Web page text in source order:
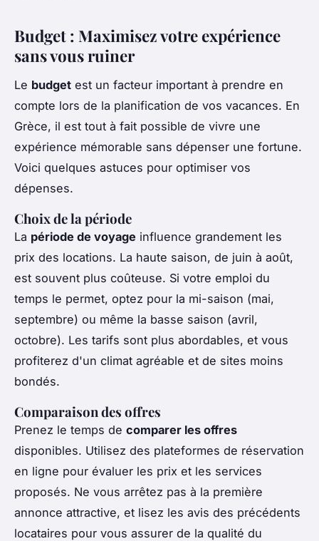
Budget : Maximisez votre expérience
sans vous ruiner
Le budget est un facteur important à prendre en
compte lors de la planification de vos vacances. En
Grèce, il est tout à fait possible de vivre une
expérience mémorable sans dépenser une fortune.
Voici quelques astuces pour optimiser vos
dépenses.
Choix de la période
La période de voyage influence grandement les
prix des locations. La haute saison, de juin à août,
est souvent plus coûteuse. Si votre emploi du
temps le permet, optez pour la mi-saison (mai,
septembre) ou même la basse saison (avril,
octobre). Les tarifs sont plus abordables, et vous
profiterez d'un climat agréable et de sites moins
bondés.
Comparaison des offres
Prenez le temps de comparer les offres
disponibles. Utilisez des plateformes de réservation
en ligne pour évaluer les prix et les services
proposés. Ne vous arrêtez pas à la première
annonce attractive, et lisez les avis des précédents
locataires pour vous assurer de la qualité du